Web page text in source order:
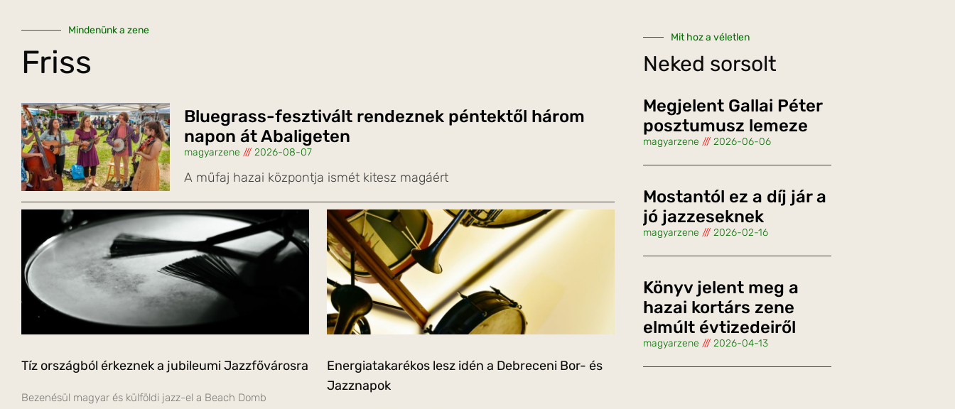
Mindenünk a zene
Friss
Bluegrass-fesztivált rendeznek péntektől három
napon át Abaligeten
magyarzene 2026-08-07
A műfaj hazai központja ismét kitesz magáért
Tíz országból érkeznek a jubileumi Jazzfővárosra
Bezenésül magyar és külföldi jazz-el a Beach Domb
Energiatakarékos lesz idén a Debreceni Bor- és
Jazznapok
Mit hoz a véletlen
Neked sorsolt
Megjelent Gallai Péter
posztumusz lemeze
magyarzene 2026-06-06
Mostantól ez a díj jár a
jó jazzeseknek
magyarzene 2026-02-16
Könyv jelent meg a
hazai kortárs zene
elmúlt évtizedeiről
magyarzene 2026-04-13